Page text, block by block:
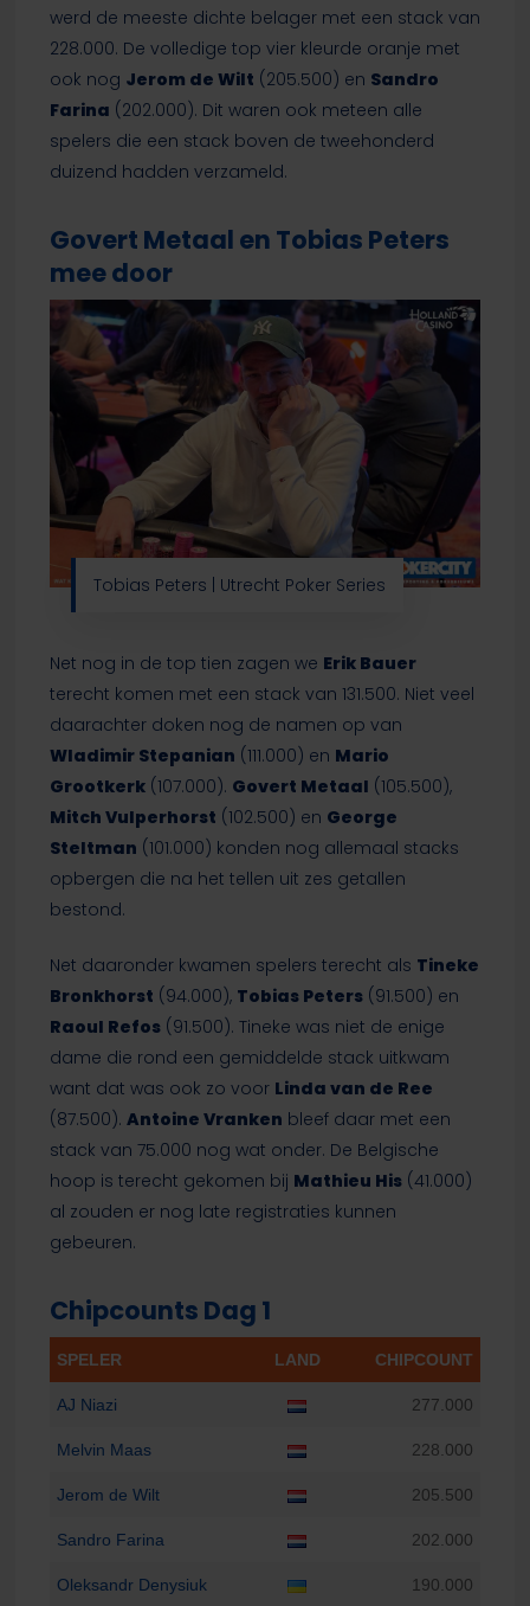
werd de meeste dichte belager met een stack van
228.000. De volledige top vier kleurde oranje met
ook nog Jerom de Wilt (205.500) en Sandro
Farina (202.000). Dit waren ook meteen alle
spelers die een stack boven de tweehonderd
duizend hadden verzameld.
Govert Metaal en Tobias Peters
mee door
Tobias Peters | Utrecht Poker Series
Net nog in de top tien zagen we Erik Bauer
terecht komen met een stack van 131.500. Niet veel
daarachter doken nog de namen op van
Wladimir Stepanian (111.000) en Mario
Grootkerk(107.000). Govert Metaal (105.500),
Mitch Vulperhorst (102.500) en George
Steltman (101.000) konden nog allemaal stacks
opbergen die na het tellen uit zes getallen
bestond.
Net daaronder kwamen spelers terecht als Tineke
Bronkhorst (94.000), Tobias Peters(91.500) en
Raoul Refos(91.500). Tineke was niet de enige
dame die rond een gemiddelde stack uitkwam
want dat was ook zo voor Linda van de Ree
(87.500). Antoine Vranken bleef daar met een
stack van 75.000 nog wat onder. De Belgische
hoop is terecht gekomen bij Mathieu His(41.000)
al zouden er nog late registraties kunnen
gebeuren.
Chipcounts Dag 1
SPELER LAND CHIPCOUNT
AJ Niazi 277.000
Melvin Maas 228.000
Jerom de Wilt 205.500
Sandro Farina 202.000
Oleksandr Denysiuk 190.000